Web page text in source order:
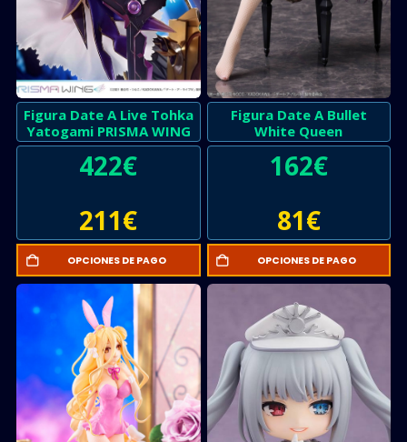
Figura Date A Live Tohka
Yatogami PRISMA WING
422€
211€
OPCIONES DE PAGO
Figura Date A Bullet
White Queen
162€
81€
OPCIONES DE PAGO